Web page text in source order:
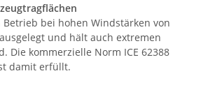
bei hohen Windstärken von
und hält auch extremen
Die kommerzielle Norm ICE 62388
damit erfüllt.